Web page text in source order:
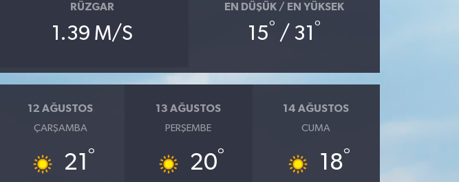
RÜZGAR
1.39 M/S
EN DÜŞÜK / EN YÜKSEK
15° / 31°
12 AĞUSTOS
ÇARŞAMBA
21 °
13 AĞUSTOS
PERŞEMBE
20°
14 AĞUSTOS
CUMA
18°